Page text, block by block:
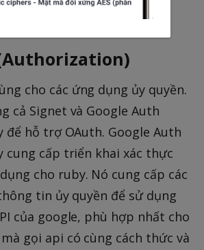
cho các ứng dụng ủy quyền.
cả Signet và Google Auth
để hỗ trợ OAuth. Google Auth
cung cấp triển khai xác thực
cho ruby. Nó cung cấp các
tin ủy quyền để sử dụng
của google, phù hợp nhất cho
gọi api có cùng cách thức và